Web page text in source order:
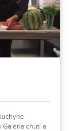
Galéria chutí a